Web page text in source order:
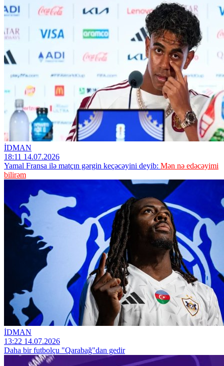
İDMAN
18:11 14.07.2026
Yamal Fransa ilə matçın gərgin keçəcəyini deyib: Mən nə edəcəyimi
bilirəm
İDMAN
13:22 14.07.2026
Daha bir futbolçu "Qarabağ"dan gedir